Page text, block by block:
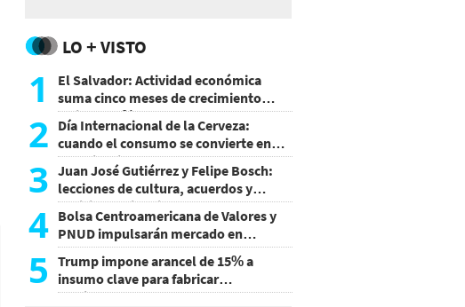
LO + VISTO
1
El Salvador: Actividad económica
suma cinco meses de crecimiento
arriba de 4%
2 Día Internacional de la Cerveza:
cuando el consumo se convierte en
experiencia
3 Juan José Gutiérrez y Felipe Bosch:
lecciones de cultura, acuerdos y
decisiones sin miedo
4 Bolsa Centroamericana de Valores y
PNUD impulsarán mercado en
Honduras
5
Trump impone arancel de 15% a
insumo clave para fabricar
semiconductores y paneles